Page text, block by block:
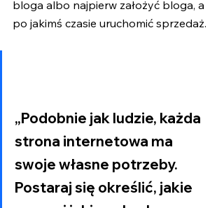
bloga albo najpierw założyć bloga, a
po jakimś czasie uruchomić sprzedaż.
„Podobnie jak ludzie, każda
strona internetowa ma
swoje własne potrzeby.
Postaraj się określić, jakie